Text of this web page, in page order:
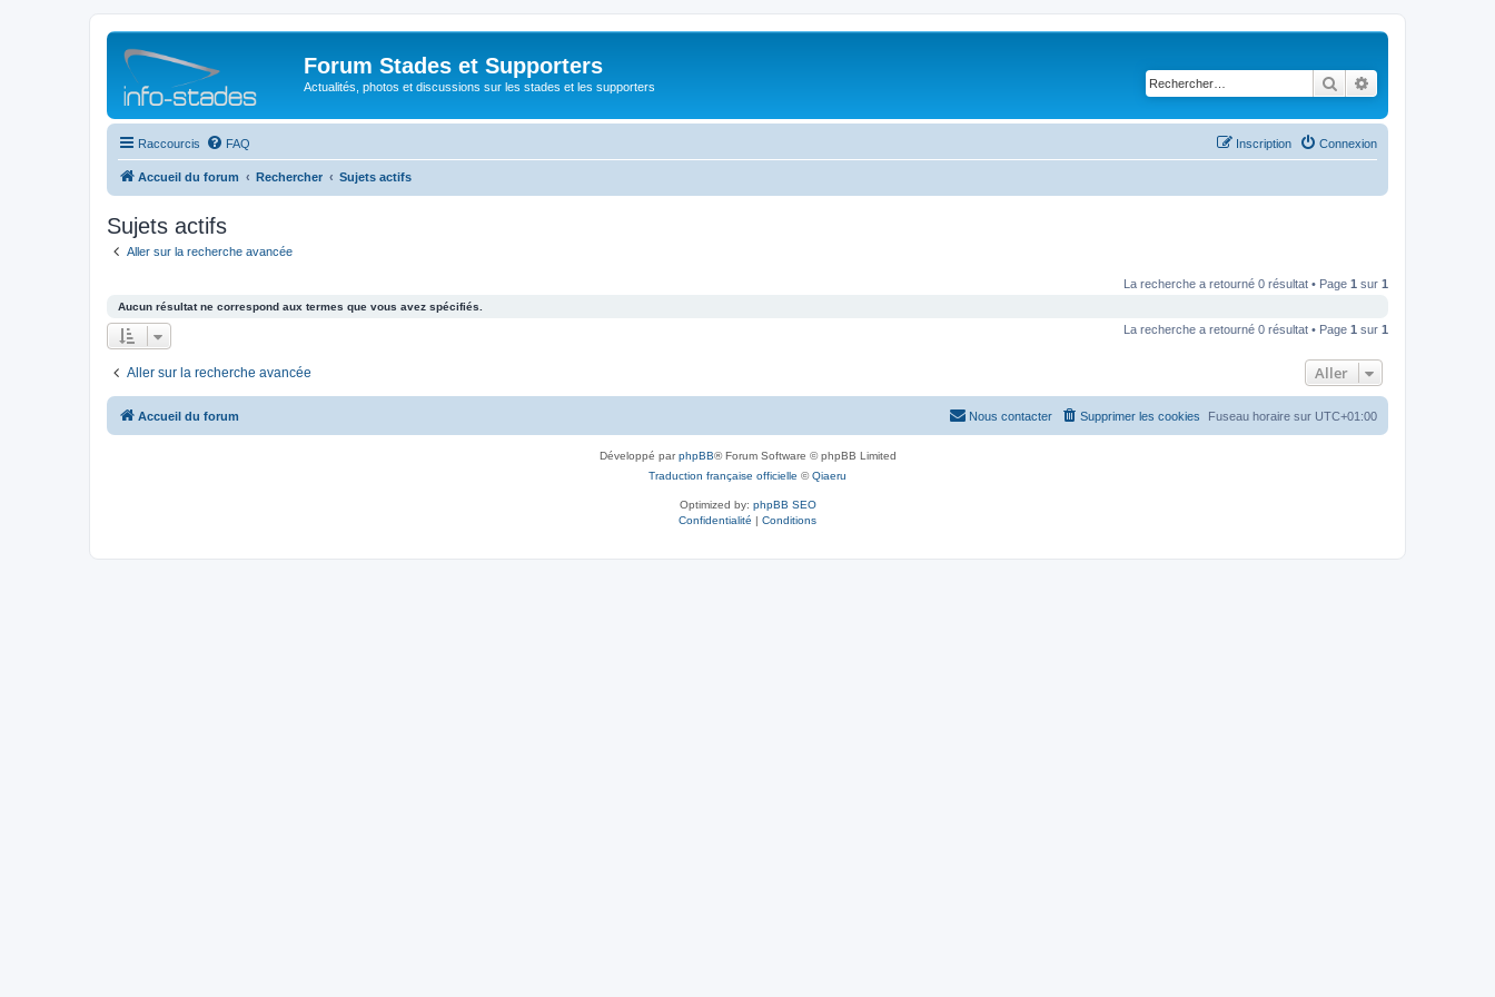
Forum Stades et Supporters
Actualités, photos et discussions sur les stades et les supporters Rechercher
Raccourcis FAQ Connexion
Inscription
Accueil du forum Rechercher Sujets actifs
Sujets actifs
Aller sur la recherche avancée
La recherche a retourné 0 résultat • Page 1 sur 1
Aucun résultat ne correspond aux termes que vous avez spécifiés.
La recherche a retourné 0 résultat • Page 1 sur 1
Aller sur la recherche avancée Aller
Accueil du forum Fuseau horaire sur UTC+01:00
Supprimer les cookies
Nous contacter
Développé parphpBB® Forum Software © phpBB Limited
Traduction française officielle ©Qiaeru
Optimized by: phpBB SEO
Confidentialité | Conditions